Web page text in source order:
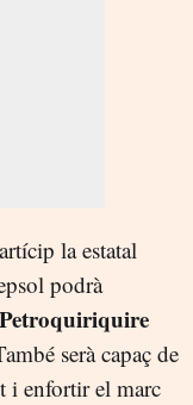
la estatal
podrà
Petroquiriquire
serà capaç de
i enfortir el marc